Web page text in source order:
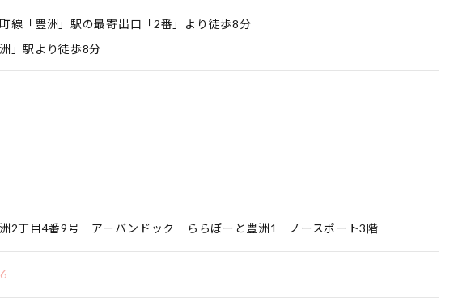
線「豊洲」駅の最寄出口「2番」より徒歩8分
」駅より徒歩8分
洲2丁目4番9号 アーバンドック ららぽーと豊洲1 ノースポート3階